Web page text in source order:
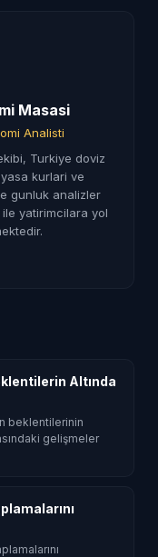
Masasi
Analisti
Turkiye doviz
kurlari ve
gunluk analizler
yatirimcilara yol
Altında
beklentilerinin
gelişmeler